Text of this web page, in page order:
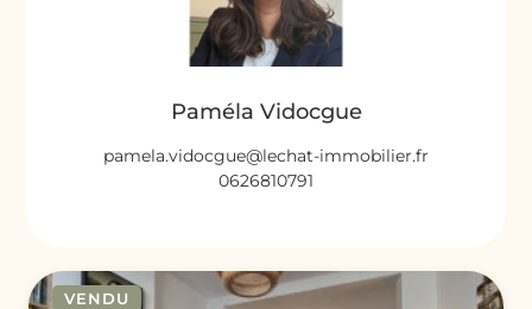
Paméla Vidocgue
pamela.vidocgue@lechat-immobilier.fr
0626810791
VENDU